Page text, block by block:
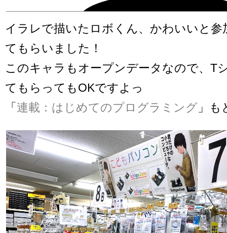
イラレで描いたロボくん、かわいいと参
てもらいました！
このキャラもオープンデータなので、T
てもらってもOKですよっ
「連載：はじめてのプログラミング 」も